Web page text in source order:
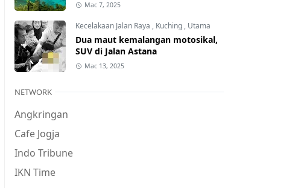
Mac 7, 2025
Kecelakaan Jalan Raya , Kuching , Utama
Dua maut kemalangan motosikal,
SUV di Jalan Astana
Mac 13, 2025
NETWORK
Angkringan
Cafe Jogja
Indo Tribune
IKN Time